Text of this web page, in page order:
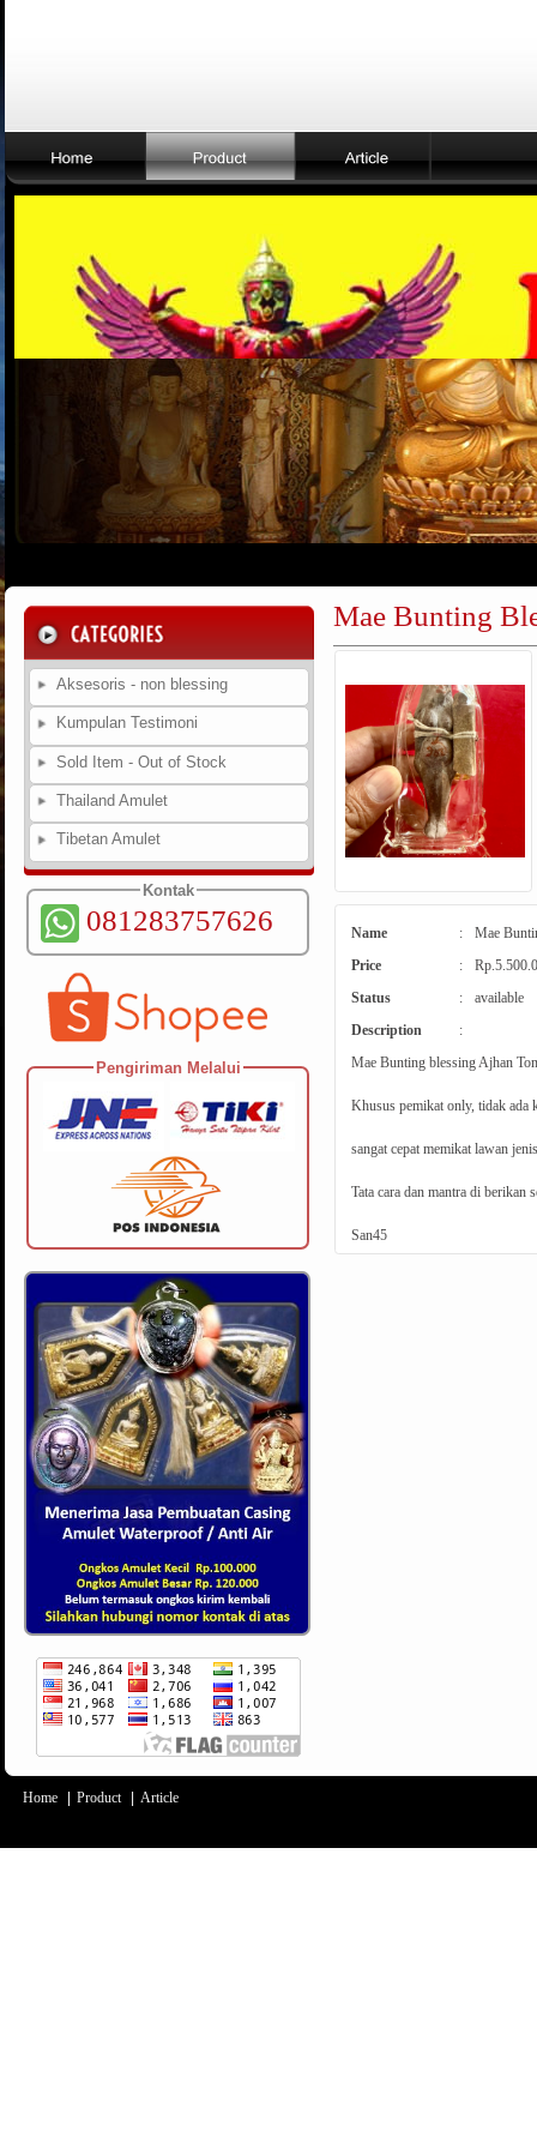
Aksesoris - non blessing
Kumpulan Testimoni
Sold Item - Out of Stock
Thailand Amulet
Tibetan Amulet
Kontak
081283757626
Pengiriman Melalui
Mae Bunting
Name :
Mae
Price
:
Status
:
available
Description
:
Mae Bunting blessing Ajhan
Khusus pemikat only, tidak ada
sangat cepat memikat lawan
Tata cara dan mantra di berikan
San45
Home Product Article